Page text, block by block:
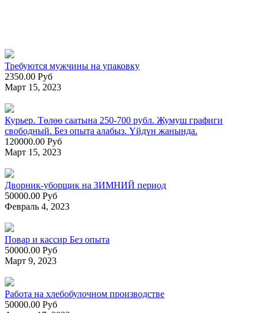
Требуются мужчины на упаковку
2350.00 Руб
Март 15, 2023
Курьер. Төлөө саатына 250-700 рубл. Жумуш графиги
свободный. Без опыта алабыз. Үйдүн жанында.
120000.00 Руб
Март 15, 2023
Дворник-уборщик на ЗИМНИЙ период
50000.00 Руб
Февраль 4, 2023
Повар и кассир Без опыта
50000.00 Руб
Март 9, 2023
Работа на хлебобулочном производстве
50000.00 Руб